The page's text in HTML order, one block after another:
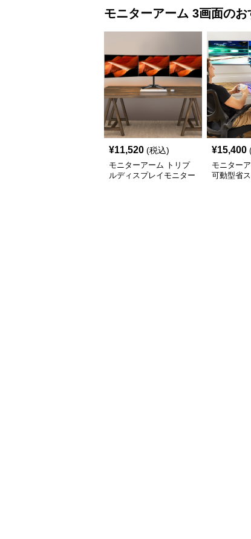
モニターアーム 3画面のお
¥11,520 (税込)
モニターアーム トリプ
ルディスプレイモニター
¥15,400
モニター
可動型省